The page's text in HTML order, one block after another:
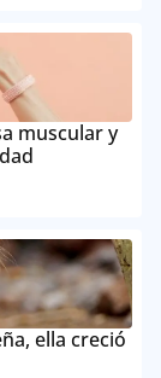
muscular y
ella creció